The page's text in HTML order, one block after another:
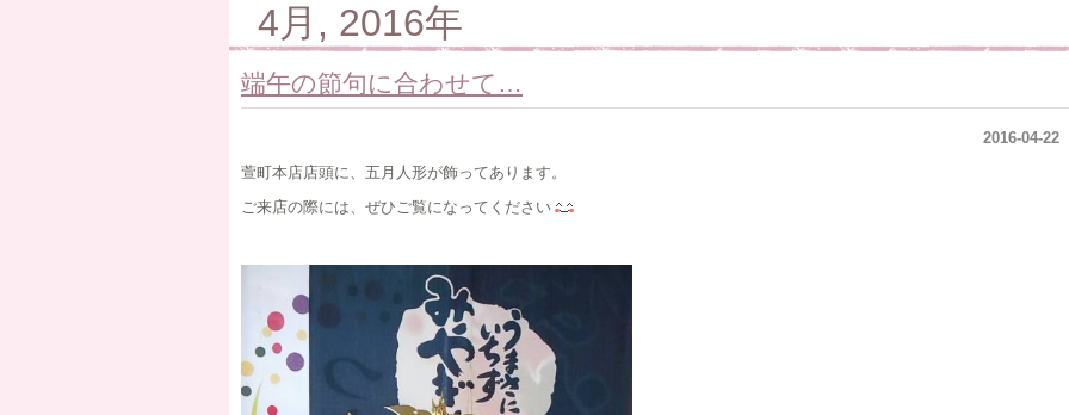
4月, 2016年
端午の節句に合わせて…
2016-04-22
萱町本店店頭に、五月人形が飾ってあります。
ご来店の際には、ぜひご覧になってください